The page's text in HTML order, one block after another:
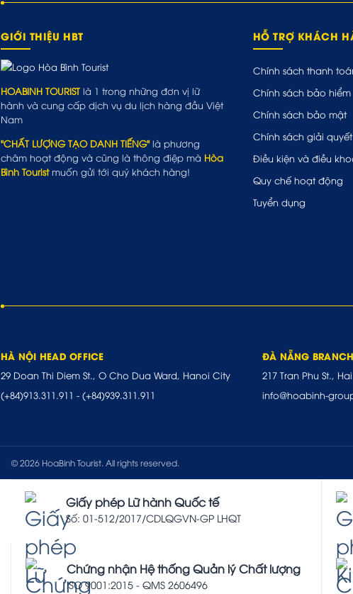
GIỚI THIỆU HBT
HOABINH TOURIST là 1 trong những đơn vị lữ
hành và cung cấp dịch vụ du lịch hàng đầu Việt
Nam
"CHẤT LƯỢNG TẠO DANH TIẾNG" là phương
châm hoạt động và cũng là thông điệp mà Hòa
Bình Touristmuốn gửi tới quý khách hàng!
HỖ TRỢ KHÁCH
Chính sách thanh
Chính sách bảo hiểm
Chính sách bảo mật
Chính sách giải
Điều kiện và điều
Quy chế hoạt động
Tuyển dụng
HÀ NỘI HEAD OFFICE
29 Doan Thi Diem St., O Cho Dua Ward, Hanoi City
(+84)913.311.911 - (+84)939.311.911
ĐÀ NẴNG BRANCH
217 Tran Phu St.,
info@hoabinh-
© 2026 HoaBinh Tourist. All rights reserved.
Giấy phép Lữ hành Quốc tế
Số: 01-512/2017/CDLQGVN-GP LHQT
Chứng nhận Hệ thống Quản lý Chất lượng
ISO 9001:2015 - QMS 2606496